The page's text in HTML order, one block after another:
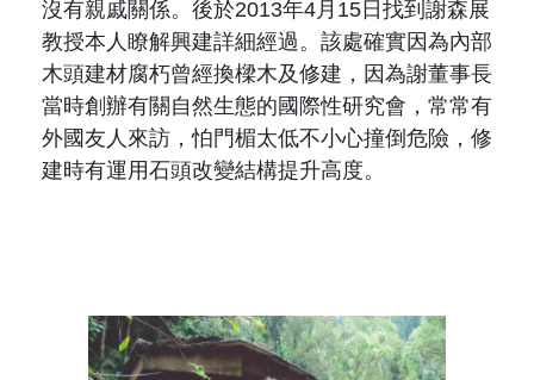
沒有親戚關係。後於2013年4月 15 日找到謝森展
教授本人瞭解興建詳細經過。該處確實因為內部
木頭建材腐朽曾經換樑木及修建，因為謝董事長
當時創辦有關自然生態的國際性研究會，常常有
外國友人來訪，怕門楣太低不小心撞倒危險，修
建時有運用石頭改變結構提升高度。